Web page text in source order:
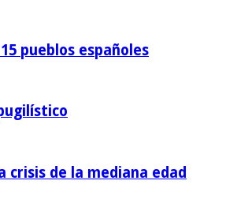
pueblos españoles
crisis de la mediana edad